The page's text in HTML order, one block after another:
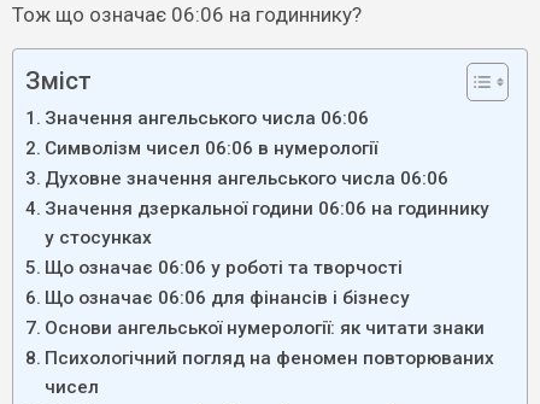
Тож що означає 06:06 на годиннику?
Зміст
Значення ангельського числа 06:06
Символізм чисел 06:06 в нумерології
Духовне значення ангельського числа 06:06
Значення дзеркальної години 06:06 на годиннику
у стосунках
Що означає 06:06 у роботі та творчості
Що означає 06:06 для фінансів і бізнесу
Основи ангельської нумерології: як читати знаки
Психологічний погляд на феномен повторюваних
чисел